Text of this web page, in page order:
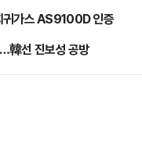
귀가스 AS9100D 인증
韓선 진보성 공방